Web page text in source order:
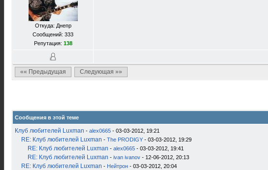
Откуда: Днепр
Сообщений: 333
Репутация: 138
«« Предыдущая
Следующая »»
Сообщения в этой теме
Клуб любителей Luxman - alex0665 - 03-03-2012, 19:21
RE: Клуб любителей Luxman - The PRODIGY - 03-03-2012, 19:29
RE: Клуб любителей Luxman - alex0665 - 03-03-2012, 19:41
RE: Клуб любителей Luxman - ivan ivanov - 12-06-2012, 20:13
RE: Клуб любителей Luxman - Нейтрон - 03-03-2012, 20:04